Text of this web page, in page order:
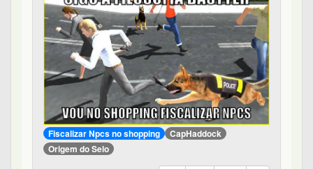
Fiscalizar Npcs no shopping
CapHaddock
Origem do Selo